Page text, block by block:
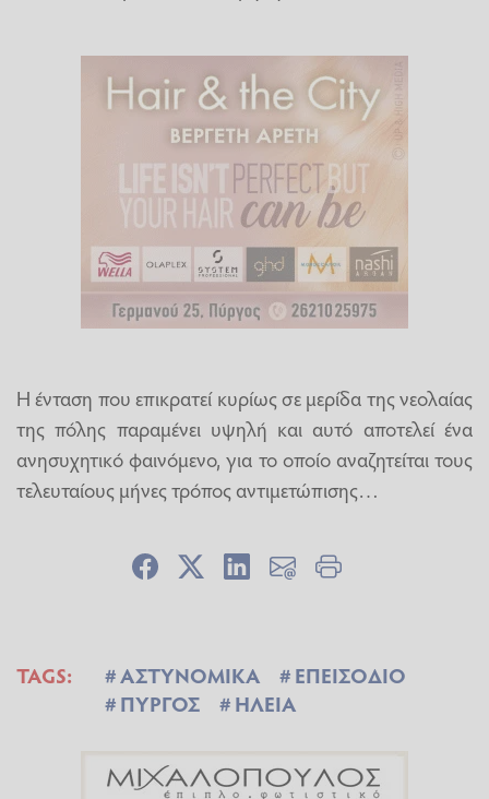
Η ένταση που επικρατεί κυρίως σε μερίδα της νεολαίας
της πόλης παραμένει υψηλή και αυτό αποτελεί ένα
ανησυχητικό φαινόμενο, για το οποίο αναζητείται τους
τελευταίους μήνες τρόπος αντιμετώπισης…
TAGS: ΑΣΤΥΝΟΜΙΚΑ
ΕΠΕΙΣΟΔΙΟ
ΠΥΡΓΟΣ
ΗΛΕΙΑ